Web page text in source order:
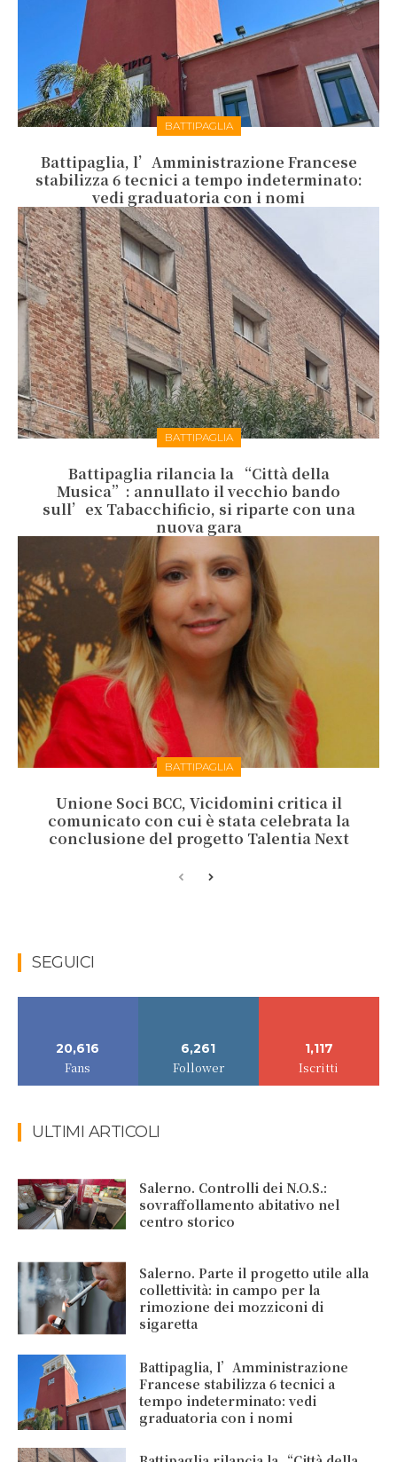
BATTIPAGLIA
Battipaglia, l’Amministrazione Francese
stabilizza 6 tecnici a tempo indeterminato:
vedi graduatoria con i nomi
BATTIPAGLIA
Battipaglia rilancia la “Città della
Musica”: annullato il vecchio bando
sull’ex Tabacchificio, si riparte con una
nuova gara
BATTIPAGLIA
Unione Soci BCC, Vicidomini critica il
comunicato con cui è stata celebrata la
conclusione del progetto Talentia Next
SEGUICI
20,616
Fans
6,261
Follower
1,117
Iscritti
ULTIMI ARTICOLI
Salerno. Controlli dei N.O.S.:
sovraffollamento abitativo nel
centro storico
Salerno. Parte il progetto utile alla
collettività: in campo per la
rimozione dei mozziconi di
sigaretta
Battipaglia, l’Amministrazione
Francese stabilizza 6 tecnici a
tempo indeterminato: vedi
graduatoria con i nomi